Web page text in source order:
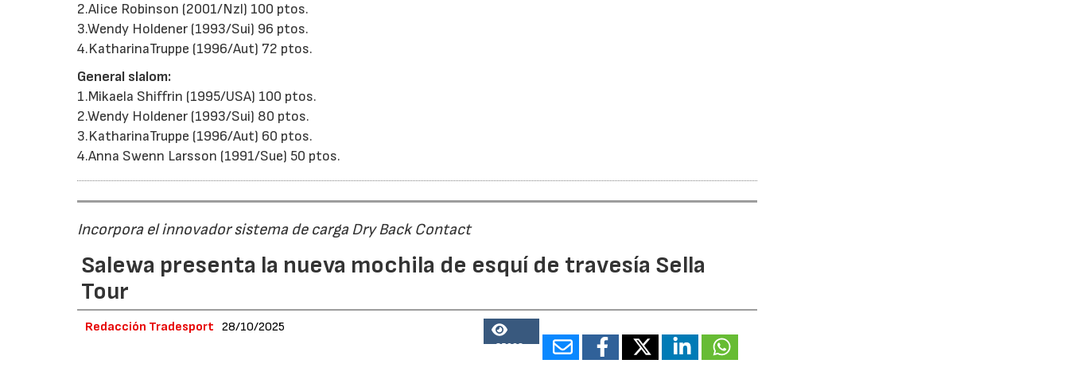
2.Alice Robinson (2001/Nzl) 100 ptos.
3.Wendy Holdener (1993/Sui) 96 ptos.
4.KatharinaTruppe (1996/Aut) 72 ptos.
General slalom:
1.Mikaela Shiffrin (1995/USA) 100 ptos.
2.Wendy Holdener (1993/Sui) 80 ptos.
3.KatharinaTruppe (1996/Aut) 60 ptos.
4.Anna Swenn Larsson (1991/Sue) 50 ptos.
Incorpora el innovador sistema de carga Dry Back Contact
Salewa presenta la nueva mochila de esquí de travesía Sella
Tour
Redacción Tradesport 28/10/2025
35068